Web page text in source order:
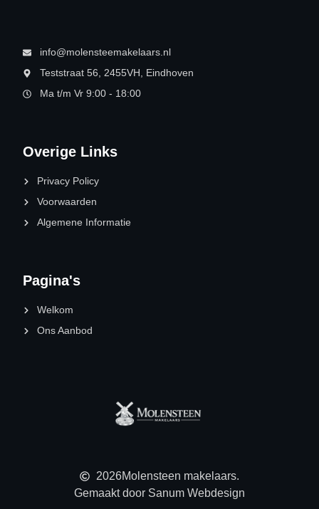
2026Molensteen makelaars.
Gemaakt door Sanum Webdesign
Pagina's
Welkom
Ons Aanbod
Overige Links
Privacy Policy
Voorwaarden
Algemene Informatie
info@molensteemakelaars.nl
Teststraat 56, 2455VH, Eindhoven
Ma t/m Vr 9:00 - 18:00